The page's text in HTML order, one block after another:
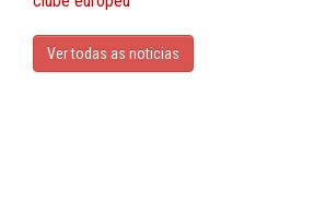
Ver todas as noticias